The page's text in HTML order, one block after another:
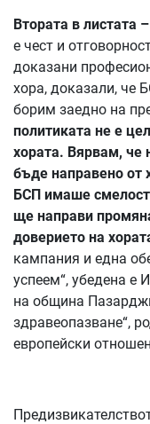
Втората в листата
е чест и
доказани
хора, доказали, че
борим заедно на
политиката не е
хората. Вярвам, че
бъде направено от
БСП имаше
ще направи
доверието на
кампания и една
успеем“, убедена е
на община
здравеопазване“,
европейски